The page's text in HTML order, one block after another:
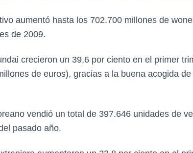
aumentó hasta los 702.700 millones de
de 2009.
crecieron un 39,6 por ciento en el primer
de euros), gracias a la buena acogida
vendió un total de 397.646 unidades de
pasado año.